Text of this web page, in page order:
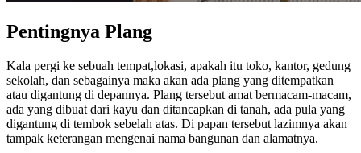
Pentingnya Plang
Kala pergi ke sebuah tempat,lokasi, apakah itu toko, kantor, gedung
sekolah, dan sebagainya maka akan ada plang yang ditempatkan
atau digantung di depannya. Plang tersebut amat bermacam-macam,
ada yang dibuat dari kayu dan ditancapkan di tanah, ada pula yang
digantung di tembok sebelah atas. Di papan tersebut lazimnya akan
tampak keterangan mengenai nama bangunan dan alamatnya.